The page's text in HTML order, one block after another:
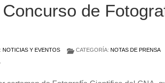
de
NOTICIAS Y EVENTOS CATEGORÍA: NOTAS DE PRENSA